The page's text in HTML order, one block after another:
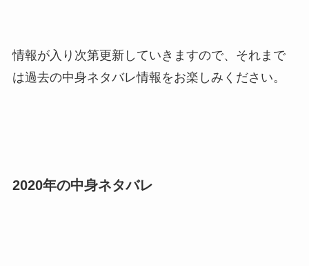
情報が入り次第更新していきますので、それまで
は過去の中身ネタバレ情報をお楽しみください。
2020年の中身ネタバレ